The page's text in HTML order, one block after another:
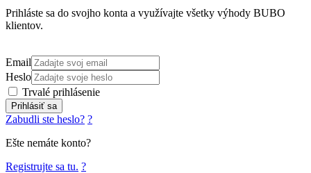
Prihláste sa do svojho konta a využívajte všetky výhody BUBO
klientov.
Email
Heslo
Trvalé prihlásenie
Prihlásiť sa
Zabudli ste heslo? ?
Ešte nemáte konto?
Registrujte sa tu. ?